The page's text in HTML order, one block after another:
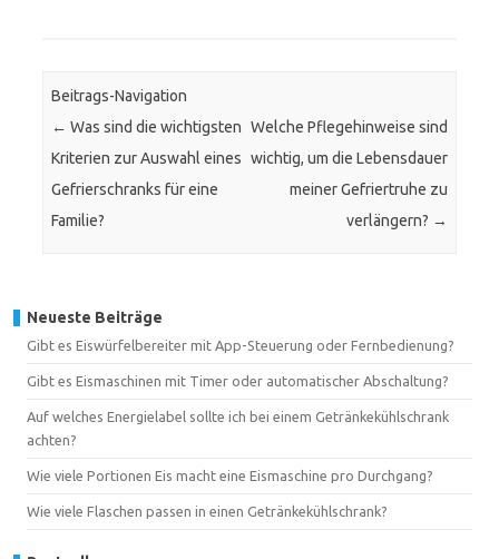
Beitrags-Navigation
← Was sind die wichtigsten
Kriterien zur Auswahl eines
Gefrierschranks für eine
Familie?
Welche Pflegehinweise sind
wichtig, um die Lebensdauer
meiner Gefriertruhe zu
verlängern? →
Neueste Beiträge
Gibt es Eiswürfelbereiter mit App-Steuerung oder Fernbedienung?
Gibt es Eismaschinen mit Timer oder automatischer Abschaltung?
Auf welches Energielabel sollte ich bei einem Getränkekühlschrank
achten?
Wie viele Portionen Eis macht eine Eismaschine pro Durchgang?
Wie viele Flaschen passen in einen Getränkekühlschrank?